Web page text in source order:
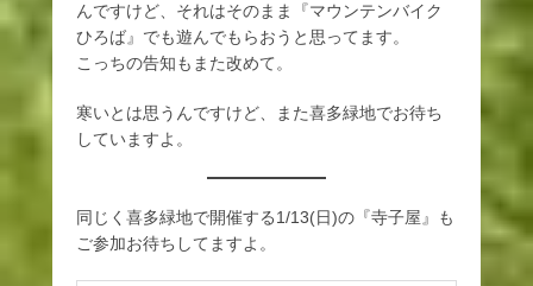
んですけど、それはそのまま『マウンテンバイク
ひろば』でも遊んでもらおうと思ってます。
こっちの告知もまた改めて。
寒いとは思うんですけど、また喜多緑地でお待ち
していますよ。
同じく喜多緑地で開催する1/13(日)の『寺子屋』も
ご参加お待ちしてますよ。